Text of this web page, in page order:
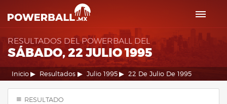
RESULTADOS DEL POWERBALL DEL
SÁBADO, 22 JULIO 1995
Inicio Resultados Julio 1995 22 De Julio De 1995
RESULTADO